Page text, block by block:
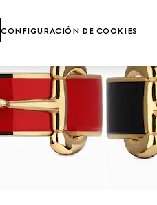
CONFIGURACIÓN DE COOKIES